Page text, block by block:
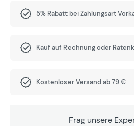
5% Rabatt bei Zahlungsart
Kauf auf Rechnung oder
Kostenloser Versand ab 79 €
Frag unsere